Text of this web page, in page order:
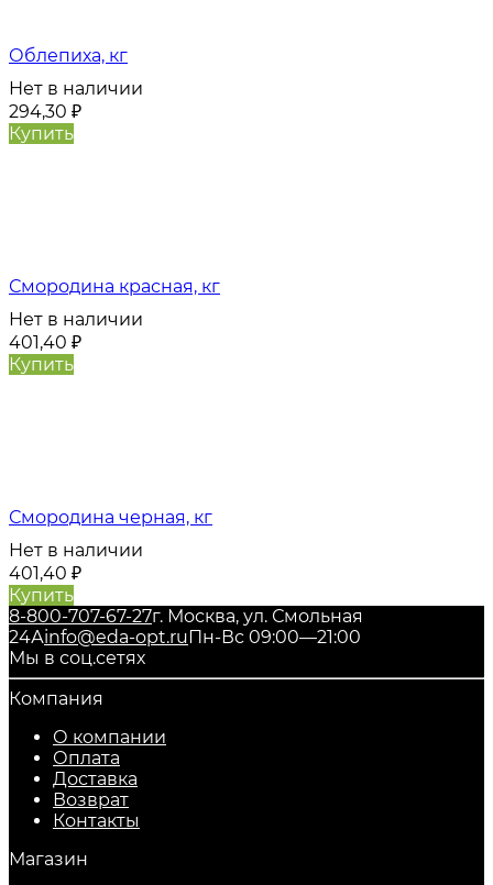
Облепиха, кг
Нет в наличии
294,30 ₽
Купить
Смородина красная, кг
Нет в наличии
401,40 ₽
Купить
Смородина черная, кг
Нет в наличии
401,40 ₽
Купить
8-800-707-67-27г. Москва, ул. Смольная
24Аinfo@eda-opt.ruПн-Вс 09:00—21:00
Мы в соц.сетях
Компания
О компании
Оплата
Доставка
Возврат
Контакты
Магазин